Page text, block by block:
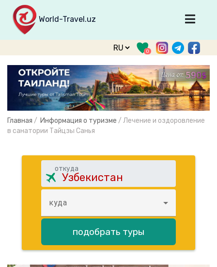
World-Travel.uz
Главная
Направления
Туры
Тур. фирмы
Табло прилета
О туризме
Зарегистрироваться
0
Главная / Информация о туризме / Лечение и оздоровление
в санатории Тайцзы Санья
откуда
куда
подобрать туры